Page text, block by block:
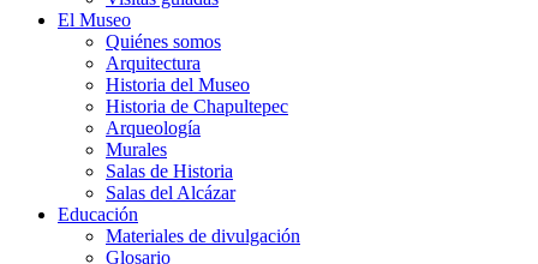
El Museo
Quiénes somos
Arquitectura
Historia del Museo
Historia de Chapultepec
Arqueología
Murales
Salas de Historia
Salas del Alcázar
Educación
Materiales de divulgación
Glosario